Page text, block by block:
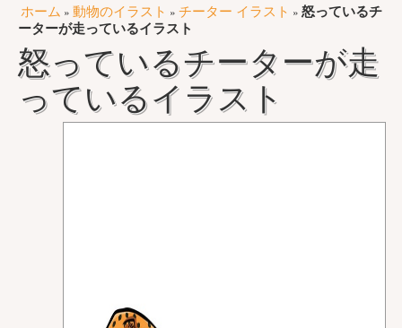
ホーム » 動物のイラスト » チーター イラスト » 怒っているチ
ーターが走っているイラスト
怒っているチーターが走
っているイラスト